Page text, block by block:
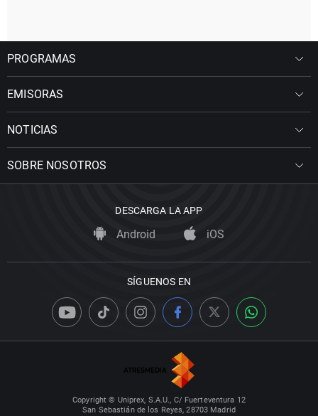
PROGRAMAS
EMISORAS
NOTICIAS
SOBRE NOSOTROS
DESCARGA LA APP
Android iOS
SÍGUENOS EN
Copyright © Uniprex, S.A.U., C/ Fuerteventura 12
San Sebastián de los Reyes, 28703 Madrid